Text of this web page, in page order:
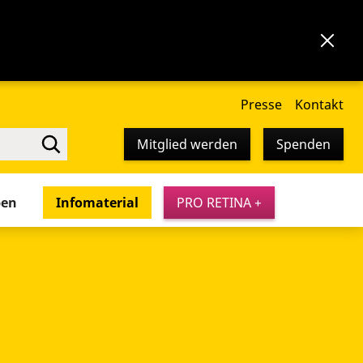
Presse Kontakt
Mitglied werden Spenden
Infomaterial PRO RETINA +